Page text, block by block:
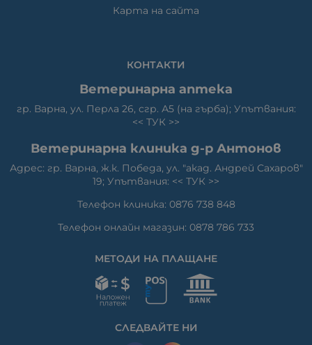
Карта на сайта
КОНТАКТИ
Ветеринарна аптека
гр. Варна, ул. Перла 26, сгр. А5 (на гърба); Упътвания:
<< ТУК >>
Ветеринарна клиника д-р Антонов
Адрес: гр. Варна, ж.к. Победа, ул. "акад. Андрей Сахаров"
19; Упътвания: << ТУК >>
Телефон клиника: 0876 738 848
Телефон онлайн магазин: 0878 786 733
МЕТОДИ НА ПЛАЩАНЕ
СЛЕДВАЙТЕ НИ